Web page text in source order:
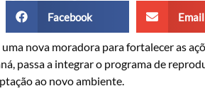
Facebook Email
nova moradora para fortalecer as
passa a integrar o programa de
ao novo ambiente.